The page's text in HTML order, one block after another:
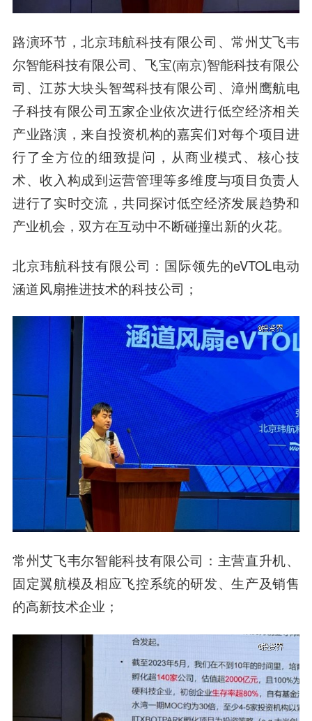
路演环节，北京玮航科技有限公司、常州艾飞韦
尔智能科技有限公司、飞宝(南京)智能科技有限公
司、江苏大块头智驾科技有限公司、漳州鹰航电
子科技有限公司五家企业依次进行低空经济相关
产业路演，来自投资机构的嘉宾们对每个项目进
行了全方位的细致提问，从商业模式、核心技
术、收入构成到运营管理等多维度与项目负责人
进行了实时交流，共同探讨低空经济发展趋势和
产业机会，双方在互动中不断碰撞出新的火花。
北京玮航科技有限公司：国际领先的eVTOL电动
涵道风扇推进技术的科技公司；
常州艾飞韦尔智能科技有限公司：主营直升机、
固定翼航模及相应飞控系统的研发、生产及销售
的高新技术企业；